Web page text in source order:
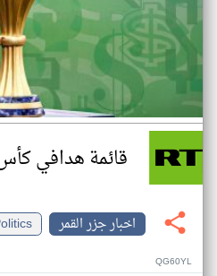
قائمة هدافي كأس
اخبار جزر القمر
QG60YL